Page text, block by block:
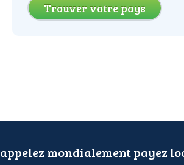
Trouver votre pays
appelez mondialement payez